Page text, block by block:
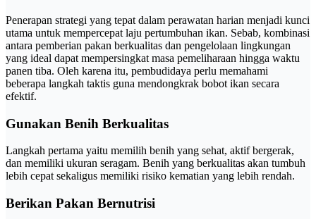
Penerapan strategi yang tepat dalam perawatan harian menjadi kunci
utama untuk mempercepat laju pertumbuhan ikan. Sebab, kombinasi
antara pemberian pakan berkualitas dan pengelolaan lingkungan
yang ideal dapat mempersingkat masa pemeliharaan hingga waktu
panen tiba. Oleh karena itu, pembudidaya perlu memahami
beberapa langkah taktis guna mendongkrak bobot ikan secara
efektif.
Gunakan Benih Berkualitas
Langkah pertama yaitu memilih benih yang sehat, aktif bergerak,
dan memiliki ukuran seragam. Benih yang berkualitas akan tumbuh
lebih cepat sekaligus memiliki risiko kematian yang lebih rendah.
Berikan Pakan Bernutrisi